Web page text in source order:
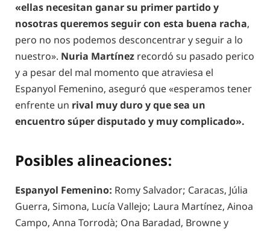
«ellas necesitan ganar su primer partido y
nosotras queremos seguir con esta buena racha,
pero no nos podemos desconcentrar y seguir a lo
nuestro». Nuria Martínez recordó su pasado perico
y a pesar del mal momento que atraviesa el
Espanyol Femenino, aseguró que «esperamos tener
enfrente un rival muy duro y que sea un
encuentro súper disputado y muy complicado».
Posibles alineaciones:
Espanyol Femenino: Romy Salvador; Caracas, Júlia
Guerra, Simona, Lucía Vallejo; Laura Martínez, Ainoa
Campo, Anna Torrodà; Ona Baradad, Browne y